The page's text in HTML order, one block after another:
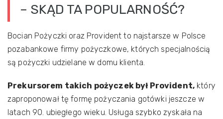
– SKĄD TA POPULARNOŚĆ?
Bocian Pożyczki oraz Provident to najstarsze w Polsce
pozabankowe firmy pożyczkowe, których specjalnością
są pożyczki udzielane w domu klienta.
Prekursorem takich pożyczek był Provident, który
zaproponował tę formę pożyczania gotówki jeszcze w
latach 90. ubiegłego wieku. Usługa szybko zyskała na